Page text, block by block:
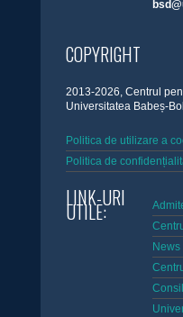
COPYRIGHT
2013-2026, Centrul
Universitatea Babeș-
Politica de utilizare a
Politica de
LINK-URI
UTILE:
News